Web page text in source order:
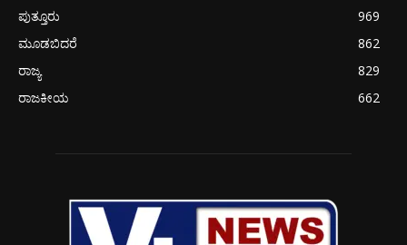
ಪುತ್ತೂರು
969
ಮೂಡಬಿದರೆ
862
ರಾಜ್ಯ
829
ರಾಜಕೀಯ
662